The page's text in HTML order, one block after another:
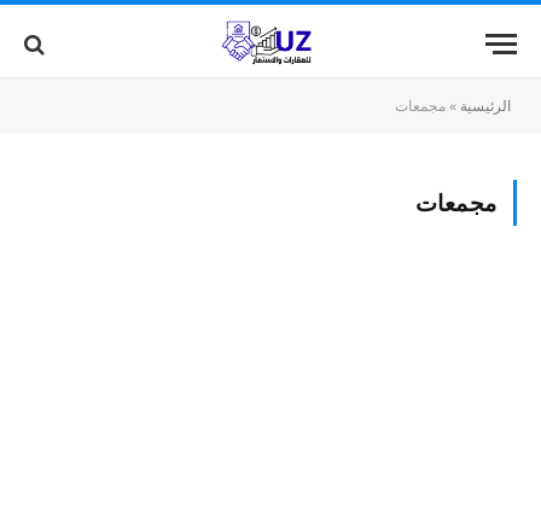
الرئيسية »مجمعات
مجمعات